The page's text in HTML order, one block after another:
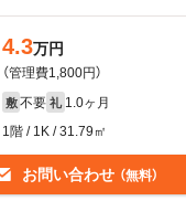
4.3万円
（管理費1,800円）
敷 不要 礼 1.0ヶ月
1階 / 1K / 31.79㎡
お問い合わせ （無料）